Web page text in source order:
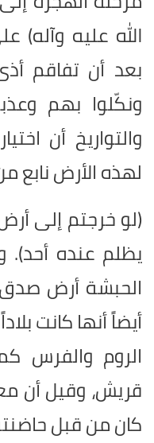
الله عليه وآله)
بعد أن تفاقم
ونكّلوا بهم
والتواريخ أن
لهذه الأرض نابع
(لو خرجتم إلى
يظلم عنده أحد).
الحبشة أرض
أيضاً أنها كانت
الروم والفرس
قريش، وقيل أن
كان من قبل